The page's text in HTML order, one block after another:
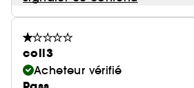
coll3
Acheteur vérifié